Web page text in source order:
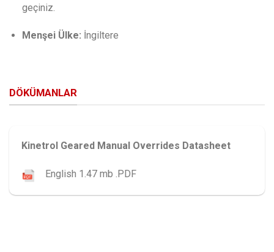
geçiniz.
Menşei Ülke: İngiltere
DÖKÜMANLAR
Kinetrol Geared Manual Overrides Datasheet
English 1.47 mb .PDF